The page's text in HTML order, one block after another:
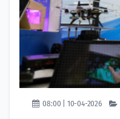
08:00 | 10-04-2026